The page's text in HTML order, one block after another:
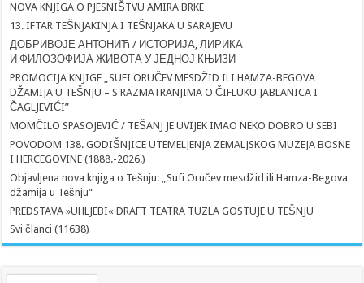
NOVA KNJIGA O PJESNIŠTVU AMIRA BRKE
13. IFTAR TEŠNJAKINJA I TEŠNJAKA U SARAJEVU
ДОБРИВОЈЕ АНТОНИЋ / ИСТОРИЈА, ЛИРИКА
И ФИЛОЗОФИЈА ЖИВОТА У ЈЕДНОЈ КЊИЗИ
PROMOCIJA KNJIGE „SUFI ORUČEV MESDŽID ILI HAMZA-BEGOVA
DŽAMIJA U TEŠNJU – S RAZMATRANJIMA O ČIFLUKU JABLANICA I
ČAGLJEVIĆI”
MOMČILO SPASOJEVIĆ / TEŠANJ JE UVIJEK IMAO NEKO DOBRO U SEBI
POVODOM 138. GODIŠNJICE UTEMELJENJA ZEMALJSKOG MUZEJA BOSNE
I HERCEGOVINE (1888.-2026.)
Objavljena nova knjiga o Tešnju: „Sufi Oručev mesdžid ili Hamza-Begova
džamija u Tešnju“
PREDSTAVA »UHLJEBI« DRAFT TEATRA TUZLA GOSTUJE U TEŠNJU
Svi članci (11638)